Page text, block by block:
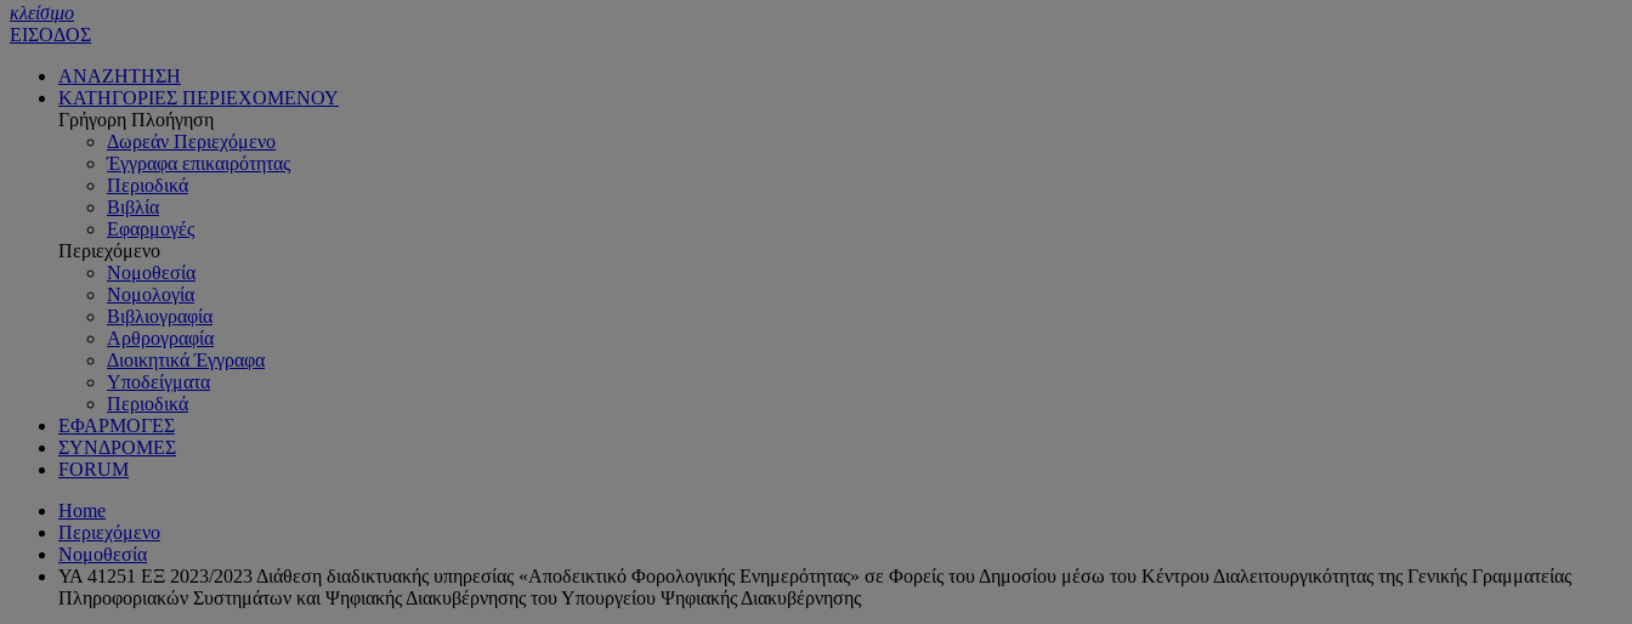
κλείσιμο
ΕΙΣΟΔΟΣ
ΑΝΑΖΗΤΗΣΗ
ΚΑΤΗΓΟΡΙΕΣ ΠΕΡΙΕΧΟΜΕΝΟΥ
Γρήγορη Πλοήγηση
Δωρεάν Περιεχόμενο
Έγγραφα επικαιρότητας
Περιοδικά
Βιβλία
Εφαρμογές
Περιεχόμενο
Νομοθεσία
Νομολογία
Βιβλιογραφία
Αρθρογραφία
Διοικητικά Έγγραφα
Υποδείγματα
Περιοδικά
ΕΦΑΡΜΟΓΕΣ
ΣΥΝΔΡΟΜΕΣ
FORUM
Home
Περιεχόμενο
Νομοθεσία
ΥΑ 41251 ΕΞ 2023/2023 Διάθεση διαδικτυακής υπηρεσίας «Αποδεικτικό Φορολογικής Ενημερότητας» σε Φορείς του Δημοσίου μέσω του Κέντρου Διαλειτουργικότητας της Γενικής Γραμματείας
Πληροφοριακών Συστημάτων και Ψηφιακής Διακυβέρνησης του Υπουργείου Ψηφιακής Διακυβέρνησης